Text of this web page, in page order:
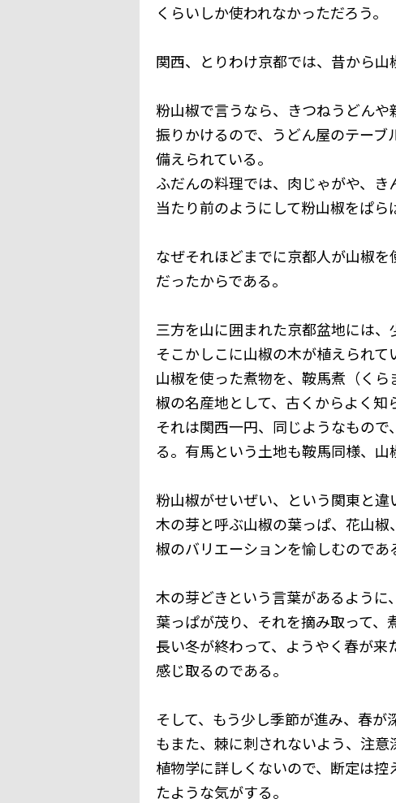
くらいしか使われなかっただろう。
関西、とりわけ京都では、昔から山
粉山椒で言うなら、きつねうどん
振りかけるので、うどん屋のテー
備えられている。
ふだんの料理では、肉じゃがや、
当たり前のようにして粉山椒をぱら
なぜそれほどまでに京都人が山椒
だったからである。
三方を山に囲まれた京都盆地には、
そこかしこに山椒の木が植えられて
山椒を使った煮物を、鞍馬煮（く
椒の名産地として、古くからよく知
それは関西一円、同じようなもの
る。有馬という土地も鞍馬同様、山
粉山椒がせいぜい、という関東と
木の芽と呼ぶ山椒の葉っぱ、花山
椒のバリエーションを愉しむのであ
木の芽どきという言葉があるよう
葉っぱが茂り、それを摘み取って、
長い冬が終わって、ようやく春が
感じ取るのである。
そして、もう少し季節が進み、春
もまた、棘に刺されないよう、注意
植物学に詳しくないので、断定は
たような気がする。